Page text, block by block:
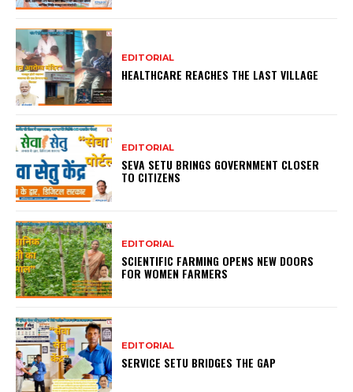
EDITORIAL
HEALTHCARE REACHES THE LAST VILLAGE
EDITORIAL
SEVA SETU BRINGS GOVERNMENT CLOSER
TO CITIZENS
EDITORIAL
SCIENTIFIC FARMING OPENS NEW DOORS
FOR WOMEN FARMERS
EDITORIAL
SERVICE SETU BRIDGES THE GAP